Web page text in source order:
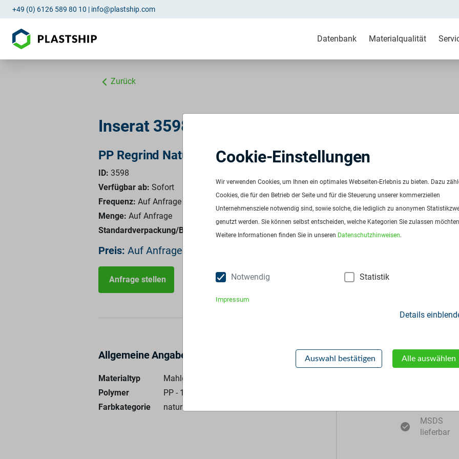
+49 (0) 6126 589 80 10 | info@plastship.com
Datenbank Materialqualität
Zurück
Inserat 3598: PP pre consumer natur
PP Regrind Natur
ID: 3598
Verfügbar ab: Sofort
Frequenz: Auf Anfrage
Menge: Auf Anfrage
Standardverpackung/Bereitstellungsart:
Big Bags
Preis: Auf Anfrage
Anfrage stellen
Allgemeine Angaben
Materialtyp
Mahlgut
Polymer
PP - 100%
Farbkategorie
natur
Zusätzliche
MSDS
lieferbar
Cookie-Einstellungen
Wir verwenden Cookies, um Ihnen ein optimales Webseiten-Erlebnis zu bieten. Dazu
Cookies, die für den Betrieb der Seite und für die Steuerung unserer kommerziellen
Unternehmensziele notwendig sind, sowie solche, die lediglich zu anonymen
genutzt werden. Sie können selbst entscheiden, welche Kategorien Sie zulassen
Weitere Informationen finden Sie in unseren Datenschutzhinweisen.
Notwendig Statistik
Impressum
Details
Auswahl bestätigen Alle auswählen